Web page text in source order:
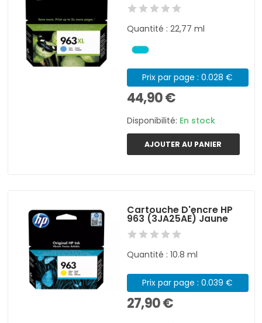
Quantité : 22,77 ml
Prix par page : 0.028 €
44,90 €
Disponibilité: En stock
AJOUTER AU PANIER
Cartouche D'encre HP
963 (3JA25AE) Jaune
Quantité : 10.8 ml
Prix par page : 0.039 €
27,90 €